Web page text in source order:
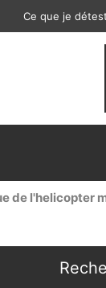
Ce que je
de l'helicopter